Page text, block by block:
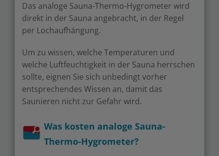
Das analoge Sauna-Thermo-Hygrometer wird
direkt in der Sauna angebracht, in der Regel
per Lochaufhängung.
Um zu wissen, welche Temperaturen und
welche Luftfeuchtigkeit in der Sauna herrschen
sollte, eignen Sie sich unbedingt vorher
entsprechendes Wissen an, damit das
Saunieren nicht zur Gefahr wird.
Was kosten analoge Sauna-
Thermo-Hygrometer?